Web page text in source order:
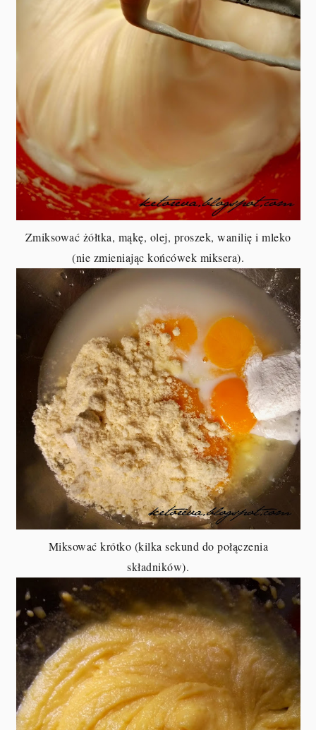
Zmiksować żółtka, mąkę, olej, proszek, wanilię i mleko
(nie zmieniając końcówek miksera).
Miksować krótko (kilka sekund do połączenia
składników).